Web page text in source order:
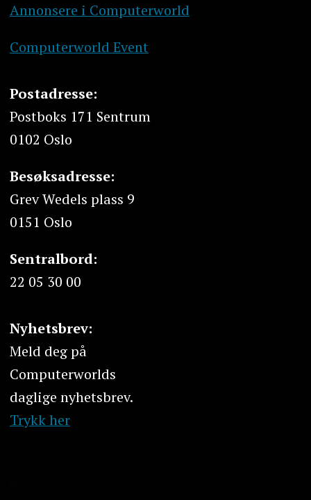
Annonsere i Computerworld
Computerworld Event
Postadresse:
Postboks 171 Sentrum
0102 Oslo
Besøksadresse:
Grev Wedels plass 9
0151 Oslo
Sentralbord:
22 05 30 00
Nyhetsbrev:
Meld deg på
Computerworlds
daglige nyhetsbrev.
Trykk her